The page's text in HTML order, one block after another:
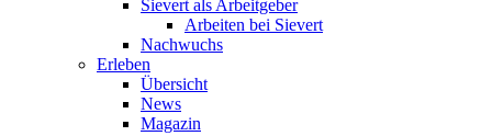
Sievert als Arbeitgeber
Arbeiten bei Sievert
Nachwuchs
Erleben
Übersicht
News
Magazin